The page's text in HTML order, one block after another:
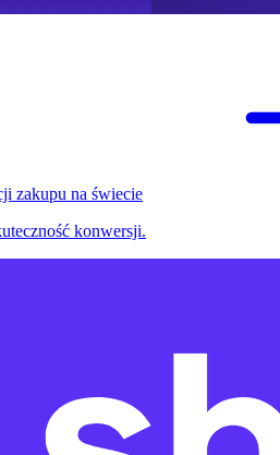
zakupu na świecie
konwersji.